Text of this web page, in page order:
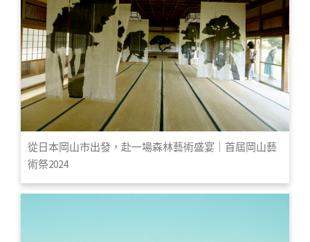
從日本岡山市出發，赴一場森林藝術盛宴｜首屆岡山藝
術祭2024